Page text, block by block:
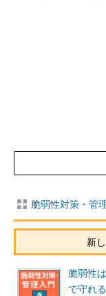
脆弱性対策・管
新
脆弱性
で守れ